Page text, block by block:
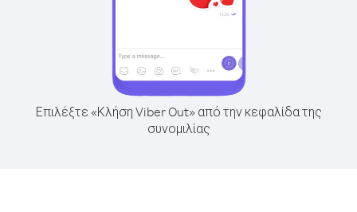
Επιλέξτε «Κλήση Viber Out» από την κεφαλίδα της
συνομιλίας